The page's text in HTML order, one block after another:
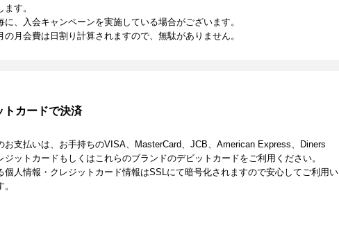
す。
、入会キャンペーンを実施している場合がございます。
月会費は日割り計算されますので、無駄がありません。
トカードで決済
お支払いは、お手持ちのVISA、MasterCard、JCB、American Express、Diners
ジットカードもしくはこれらのブランドのデビットカードをご利用ください。
個人情報・クレジットカード情報はSSLにて暗号化されますので安心してご利用い